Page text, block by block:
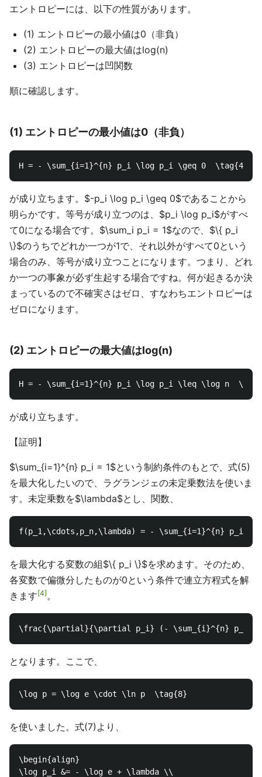
エントロピーには、以下の性質があります。
(1) エントロピーの最小値は0（非負）
(2) エントロピーの最大値はlog(n)
(3) エントロピーは凹関数
順に確認します。
(1) エントロピーの最小値は0（非負）
が成り立ちます。$-p_i \log p_i \geq 0$であることから
明らかです。等号が成り立つのは、$p_i \log p_i$がすべ
て0になる場合です。$\sum_i p_i = 1$なので、$\{ p_i
\}$のうちでどれか一つが1で、それ以外がすべて0という
場合のみ、等号が成り立つことになります。つまり、どれ
か一つの事象が必ず生起する場合ですね。何が起きるか決
まっているので不確実さはゼロ、すなわちエントロピーは
ゼロになります。
(2) エントロピーの最大値はlog(n)
が成り立ちます。
【証明】
$\sum_{i=1}^{n} p_i = 1$という制約条件のもとで、式(5)
を最大化したいので、ラグランジェの未定乗数法を使いま
す。未定乗数を$\lambda$とし、関数、
を最大化する変数の組$\{ p_i \}$を求めます。そのため、
各変数で偏微分したものが0という条件で連立方程式を解
きます 4 。
となります。ここで、
を使いました。式(7)より、
\begin{align}
\log p_i &= - \log e + \lambda \\